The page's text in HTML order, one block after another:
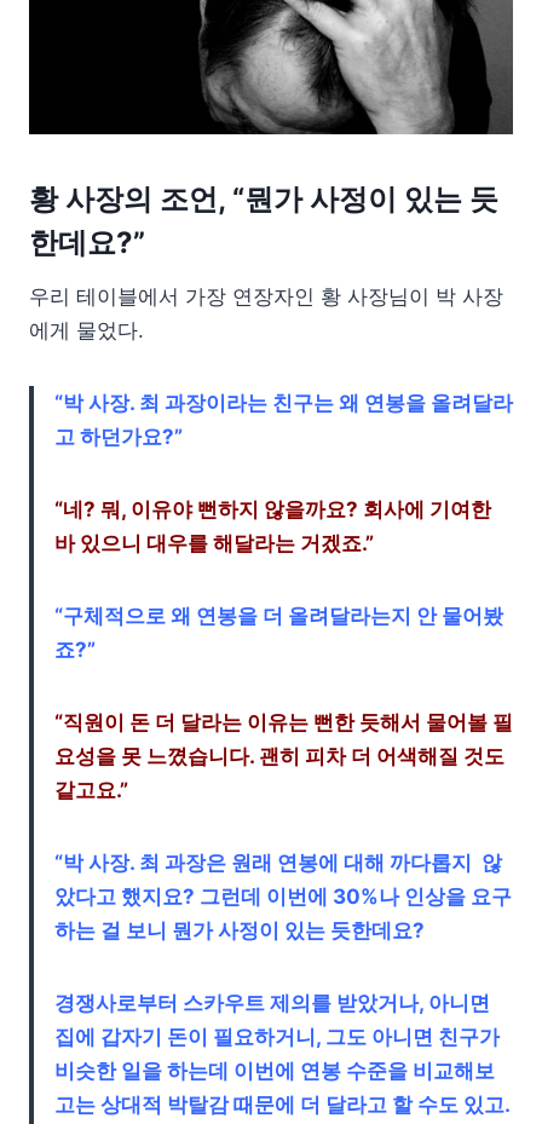
황 사장의 조언, “뭔가 사정이 있는 듯
한데요?”
우리 테이블에서 가장 연장자인 황 사장님이 박 사장
에게 물었다.
“박 사장. 최 과장이라는 친구는 왜 연봉을 올려달라
고 하던가요?”
“네? 뭐, 이유야 뻔하지 않을까요? 회사에 기여한
바 있으니 대우를 해달라는 거겠죠.”
“구체적으로 왜 연봉을 더 올려달라는지 안 물어봤
죠?”
“직원이 돈 더 달라는 이유는 뻔한 듯해서 물어볼 필
요성을 못 느꼈습니다. 괜히 피차 더 어색해질 것도
같고요.”
“박 사장. 최 과장은 원래 연봉에 대해 까다롭지 않
았다고 했지요? 그런데 이번에 30%나 인상을 요구
하는 걸 보니 뭔가 사정이 있는 듯한데요?
경쟁사로부터 스카우트 제의를 받았거나, 아니면
집에 갑자기 돈이 필요하거니, 그도 아니면 친구가
비슷한 일을 하는데 이번에 연봉 수준을 비교해보
고는 상대적 박탈감 때문에 더 달라고 할 수도 있고.